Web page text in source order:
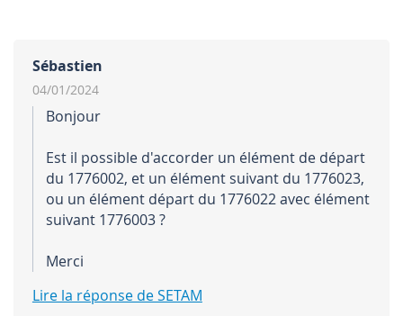
Sébastien
04/01/2024
Bonjour
Est il possible d'accorder un élément de départ
du 1776002, et un élément suivant du 1776023,
ou un élément départ du 1776022 avec élément
suivant 1776003 ?
Merci
Lire la réponse de SETAM